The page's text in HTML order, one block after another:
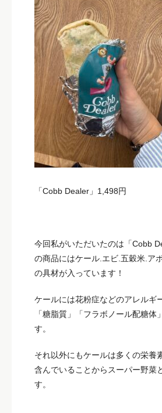
「Cobb Dealer」1,498円
今回私がいただいたのは「Cobb
の商品にはケール.エビ.五穀米.ア
の具材が入っています！
ケールには花粉症などのアレルギ
「糖脂質」「フラボノール配糖体
す。
それ以外にもケールは多くの栄養
含んでいることからスーパー野菜
す。